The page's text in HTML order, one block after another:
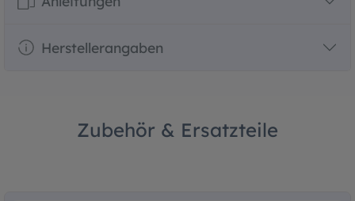
Herstellerangaben
Zubehör & Ersatzteile